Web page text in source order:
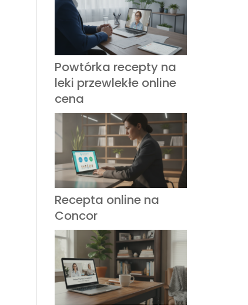
Powtórka recepty na
leki przewlekłe online
cena
Recepta online na
Concor